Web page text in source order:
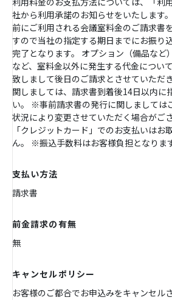
社から利用承諾のお知らせをいたします
前にご利用される会議室料金のご請求書
すので当社の指定する期日までにお振り
完了となります。 オプション（備品など
など、室料金以外に発生する代金につい
致しまして後日のご請求とさせていただ
関しましては、請求書到着後14日以内に
い。 ※事前請求書の発行に関しましては
状況により変更させていただく場合がご
「クレジットカード」でのお支払いはお
ん。 ※振込手数料はお客様負担となります
支払い方法
請求書
前金請求の有無
無
キャンセルポリシー
お客様のご都合でお申込みをキャンセル